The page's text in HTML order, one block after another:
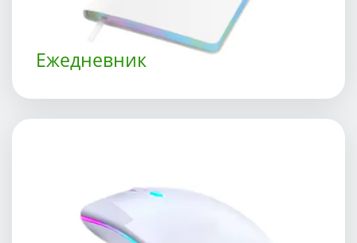
Ежедневник